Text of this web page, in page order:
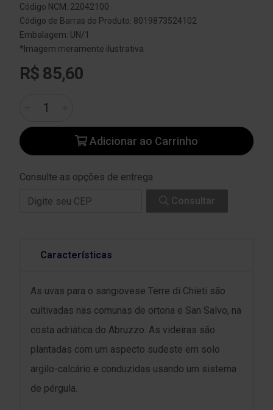
Código NCM: 22042100
Código de Barras do Produto: 8019873524102
Embalagem: UN/1
*Imagem meramente ilustrativa
R$ 85,60
Adicionar ao Carrinho
Consulte as opções de entrega
Consultar
Características
As uvas para o sangiovese Terre di Chieti são
cultivadas nas comunas de ortona e San Salvo, na
costa adriática do Abruzzo. As videiras são
plantadas com um aspecto sudeste em solo
argilo-calcário e conduzidas usando um sistema
de pérgula.